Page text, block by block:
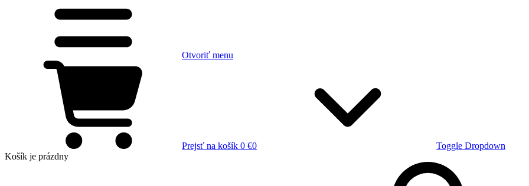
Otvoriť menu
Prejsť na košík 0 €0
Toggle Dropdown
Košík je prázdny